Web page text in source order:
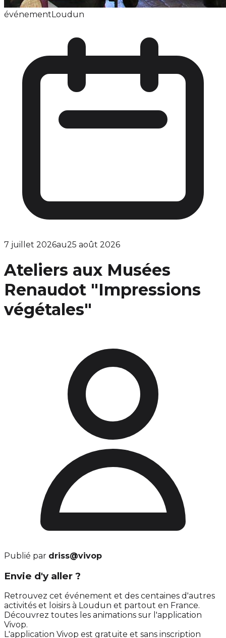
événementLoudun
7 juillet 2026au25 août 2026
Ateliers aux Musées
Renaudot "Impressions
végétales"
Publié par driss@vivop
Envie d'y aller ?
Retrouvez cet événement et des centaines d'autres
activités et loisirs à Loudun et partout en France.
Découvrez toutes les animations sur l'application
Vivop.
L'application Vivop est gratuite et sans inscription